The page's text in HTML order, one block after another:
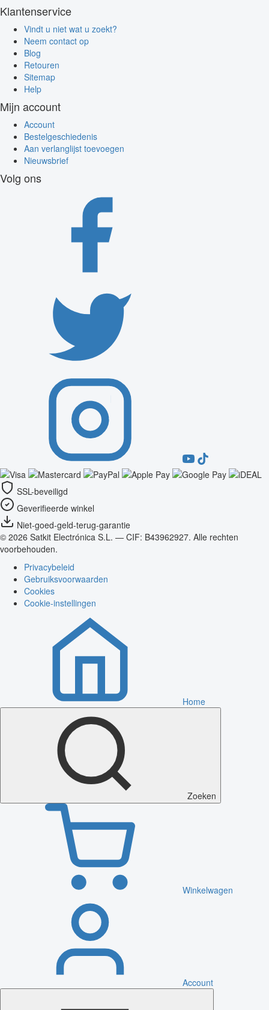
Klantenservice
Vindt u niet wat u zoekt?
Neem contact op
Blog
Retouren
Sitemap
Help
Mijn account
Account
Bestelgeschiedenis
Aan verlanglijst toevoegen
Nieuwsbrief
Volg ons
SSL-beveiligd
Geverifieerde winkel
Niet-goed-geld-terug-garantie
© 2026 Satkit Electrónica S.L. — CIF: B43962927. Alle rechten
voorbehouden.
Privacybeleid
Gebruiksvoorwaarden
Cookies
Cookie-instellingen
Home
Zoeken
Winkelwagen
Account